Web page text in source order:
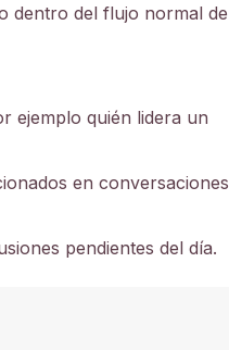
dentro del flujo normal de
ejemplo quién lidera un
en conversaciones
pendientes del día.